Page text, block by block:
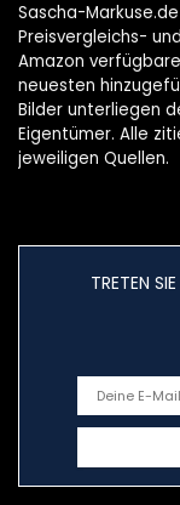
Sascha-
Preisvergleichs-
Amazon
neuesten
Bilder unterliegen
Eigentümer. Alle
jeweiligen Quellen.
TRETEN